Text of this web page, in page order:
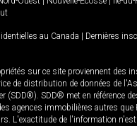
au Canada
Dernières
sur ce site proviennent des
de distribution de données de
(SDD®). SDD® met en référence
agences immobilières autres que
L'exactitude de l'information